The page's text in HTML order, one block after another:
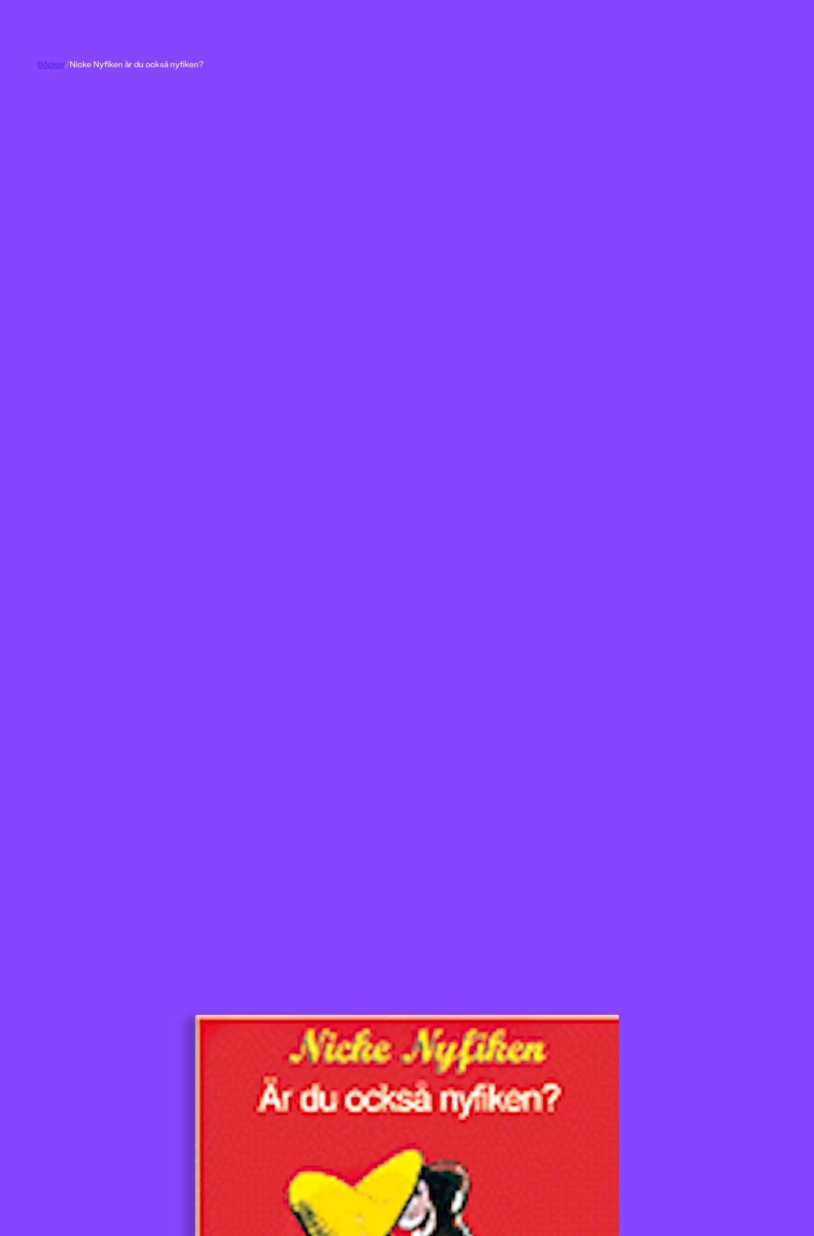
Böcker/Nicke Nyfiken är du också nyfiken?